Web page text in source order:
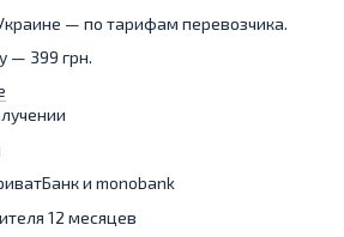
— по тарифам перевозчика.
— 399 грн.
и monobank
12 месяцев